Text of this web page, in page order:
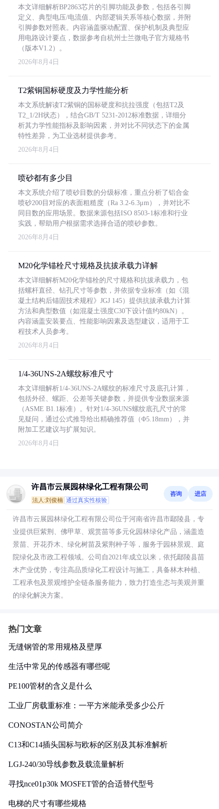
本文详细解析BP2863芯片的引脚功能及参数，包括各引脚
定义、典型电压/电流值、内部逻辑关系等核心数据，并附
引脚参数对照表。内容涵盖驱动配置、保护机制及典型应
用电路设计要点，数据参考自杭州士兰微电子官方规格书
（版本V1.2）。
2026年8月4日
T2紫铜国标硬度及力学性能分析
本文系统解读T2紫铜的国标硬度和抗拉强度（包括T2及
T2_1/2H状态），结合GB/T 5231-2012标准数据，详细分
析其力学性能指标及影响因素，并对比不同状态下的金属
特性差异，为工业选材提供参考。
2026年8月4日
喷砂都有多少目
本文系统介绍了喷砂目数的分级标准，重点分析了铝合金
喷砂200目对应的表面粗糙度（Ra 3.2-6.3μm），并对比不
同目数的应用场景。数据来源包括ISO 8503-1标准和行业
实践，帮助用户根据需求选择合适的喷砂参数。
2026年8月4日
M20化学锚栓尺寸规格及抗拔承载力详解
本文详细解析M20化学锚栓的尺寸规格和抗拔承载力，包
括螺杆直径、钻孔尺寸等参数，并依据专业标准（如《混
凝土结构后锚固技术规程》JGJ 145）提供抗拔承载力计算
方法和典型数值（如混凝土强度C30下设计值约80kN）。
内容涵盖安装要点、性能影响因素及选型建议，适用于工
程技术人员参考。
2026年8月4日
1/4-36UNS-2A螺纹标准尺寸
本文详细解析1/4-36UNS-2A螺纹的标准尺寸及底孔计算，
包括外径、螺距、公差等关键参数，并提供专业数据来源
（ASME B1.1标准）。针对1/4-36UNS螺纹底孔尺寸的常
见疑问，通过公式推导给出精确推荐值（Φ5.18mm），并
附加工艺建议与扩展知识。
2026年8月4日
许昌市云展园林绿化工程有限公司
法人:刘俊楠 通过真实性核验
咨询 进店
许昌市云展园林绿化工程有限公司位于河南省许昌市鄢陵县，专
业提供巨紫荆、佛甲草、观赏苗等多元化园林绿化产品，涵盖造
景苗、开花乔木、绿化树苗及紫荆种子等，服务于园林景观、庭
院绿化及市政工程领域。公司自2021年成立以来，依托鄢陵县苗
木产业优势，专注高品质绿化工程设计与施工，具备林木种植、
工程承包及景观维护全链条服务能力，致力打造生态与美观并重
的绿化解决方案。
热门文章
无缝钢管的常用规格及壁厚
生活中常见的传感器有哪些呢
PE100管材的含义是什么
工业厂房载重标准：一平方米能承受多少公斤
CONOSTAN公司简介
C13和C14插头国标与欧标的区别及其标准解析
LGJ-240/30导线参数及载流量解析
寻找nce01p30k MOSFET管的合适替代型号
电梯的尺寸有哪些规格